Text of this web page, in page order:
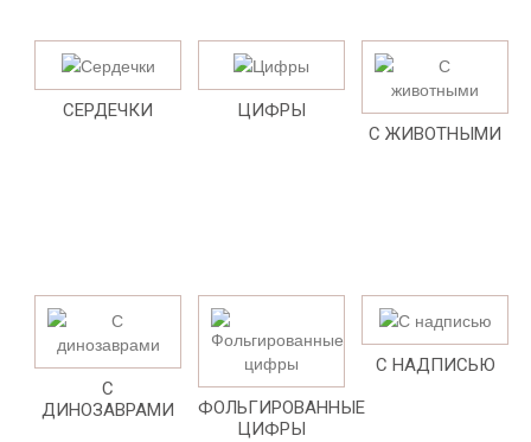
СЕРДЕЧКИ
ЦИФРЫ
С ЖИВОТНЫМИ
С
ДИНОЗАВРАМИ
ФОЛЬГИРОВАННЫЕ
ЦИФРЫ
С НАДПИСЬЮ